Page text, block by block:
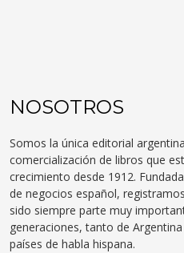
NOSOTROS
Somos la única editorial
comercialización de libros que
crecimiento desde 1912.
de negocios español,
sido siempre parte muy
generaciones, tanto de
países de habla hispana.